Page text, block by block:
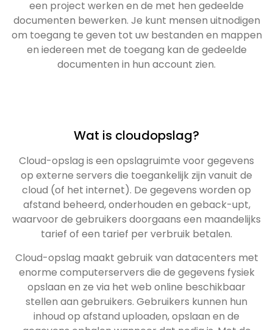
een project werken en de met hen gedeelde
documenten bewerken. Je kunt mensen uitnodigen
om toegang te geven tot uw bestanden en mappen
en iedereen met de toegang kan de gedeelde
documenten in hun account zien.
Wat is cloudopslag?
Cloud-opslag is een opslagruimte voor gegevens
op externe servers die toegankelijk zijn vanuit de
cloud (of het internet). De gegevens worden op
afstand beheerd, onderhouden en geback-upt,
waarvoor de gebruikers doorgaans een maandelijks
tarief of een tarief per verbruik betalen.
Cloud-opslag maakt gebruik van datacenters met
enorme computerservers die de gegevens fysiek
opslaan en ze via het web online beschikbaar
stellen aan gebruikers. Gebruikers kunnen hun
inhoud op afstand uploaden, opslaan en de